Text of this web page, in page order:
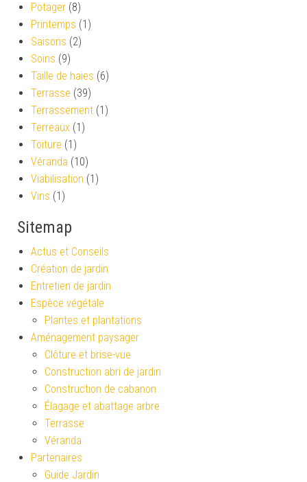
Potager (8)
Printemps (1)
Saisons (2)
Soins (9)
Taille de haies (6)
Terrasse (39)
Terrassement (1)
Terreaux (1)
Toiture (1)
Véranda (10)
Viabilisation (1)
Vins (1)
Sitemap
Actus et Conseils
Création de jardin
Entretien de jardin
Espèce végétale
Plantes et plantations
Aménagement paysager
Clôture et brise-vue
Construction abri de jardin
Construction de cabanon
Élagage et abattage arbre
Terrasse
Véranda
Partenaires
Guide Jardin